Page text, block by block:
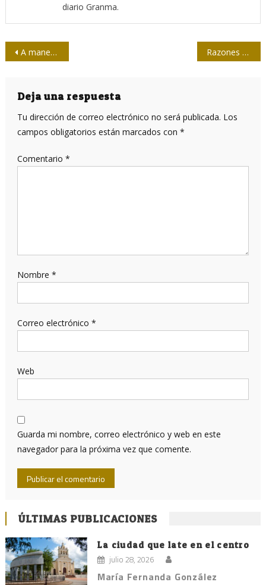
diario Granma.
Navegación
entradas
A manera de prólogo Razones de José Martí para estar presente en la guerra
Deja una respuesta
Tu dirección de correo electrónico no será publicada. Los
campos obligatorios están marcados con *
Comentario *
Nombre *
Correo electrónico *
Web
Guarda mi nombre, correo electrónico y web en este
navegador para la próxima vez que comente.
ÚLTIMAS PUBLICACIONES
La ciudad que late en el centro
julio 28, 2026
María Fernanda González